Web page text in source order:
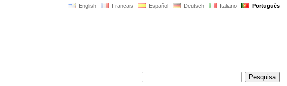
English Français Español Deutsch Italiano Português